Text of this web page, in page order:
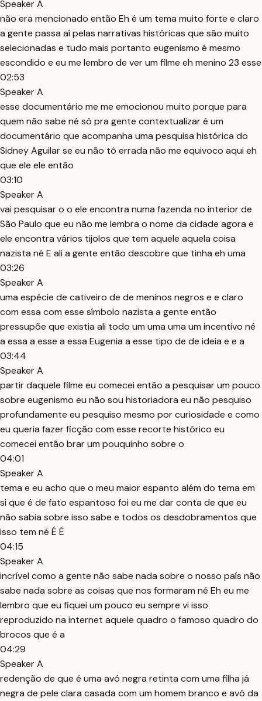
Speaker A
não era mencionado então Eh é um tema muito forte e claro
a gente passa aí pelas narrativas históricas que são muito
selecionadas e tudo mais portanto eugenismo é mesmo
escondido e eu me lembro de ver um filme eh menino 23 esse
02:53
Speaker A
esse documentário me me emocionou muito porque para
quem não sabe né só pra gente contextualizar é um
documentário que acompanha uma pesquisa histórica do
Sidney Aguilar se eu não tô errada não me equivoco aqui eh
que ele ele então
03:10
Speaker A
vai pesquisar o o ele encontra numa fazenda no interior de
São Paulo que eu não me lembra o nome da cidade agora e
ele encontra vários tijolos que tem aquele aquela coisa
nazista né E ali a gente então descobre que tinha eh uma
03:26
Speaker A
uma espécie de cativeiro de de meninos negros e e claro
com essa com esse símbolo nazista a gente então
pressupõe que existia ali todo um uma uma um incentivo né
a essa a esse a essa Eugenia a esse tipo de de ideia e e a
03:44
Speaker A
partir daquele filme eu comecei então a pesquisar um pouco
sobre eugenismo eu não sou historiadora eu não pesquiso
profundamente eu pesquiso mesmo por curiosidade e como
eu queria fazer ficção com esse recorte histórico eu
comecei então brar um pouquinho sobre o
04:01
Speaker A
tema e eu acho que o meu maior espanto além do tema em
si que é de fato espantoso foi eu me dar conta de que eu
não sabia sobre isso sabe e todos os desdobramentos que
isso tem né É É
04:15
Speaker A
incrível como a gente não sabe nada sobre o nosso país não
sabe nada sobre as coisas que nos formaram né Eh eu me
lembro que eu fiquei um pouco eu sempre vi isso
reproduzido na internet aquele quadro o famoso quadro do
brocos que é a
04:29
Speaker A
redenção de que é uma avó negra retinta com uma filha já
negra de pele clara casada com um homem branco e avó da